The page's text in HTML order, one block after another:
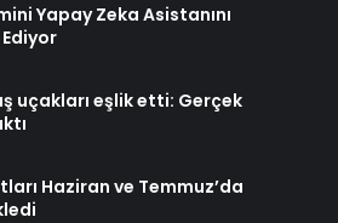
Yapay Zeka Asistanını
uçakları eşlik etti: Gerçek
Haziran ve Temmuz’da